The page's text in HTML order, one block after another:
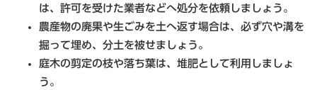
は、許可を受けた業者などへ処分を依頼しましょう。
農産物の廃果や生ごみを土へ返す場合は、必ず穴や溝を
掘って埋め、分土を被せましょう。
庭木の剪定の枝や落ち葉は、堆肥として利用しましょ
う。